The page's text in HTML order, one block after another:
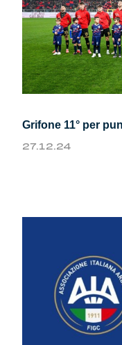
Grifone 11° per
27.12.24